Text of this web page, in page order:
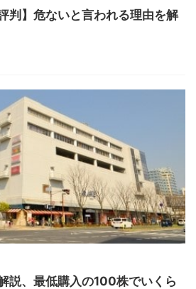
判】危ないと言われる理由を解
説、最低購入の100株でいくら